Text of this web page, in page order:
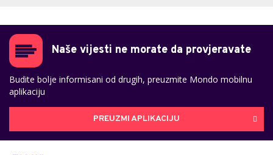
Naše vijesti ne morate da provjeravate
Budite bolje informisani od drugih, preuzmite Mondo mobilnu
aplikaciju
PREUZMI APLIKACIJU